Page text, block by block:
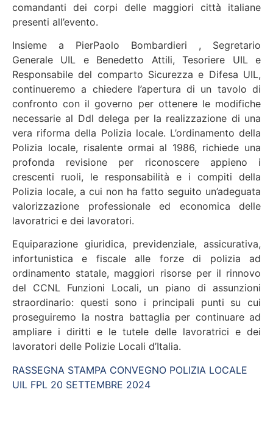
comandanti dei corpi delle maggiori città italiane
presenti all’evento.
Insieme a PierPaolo Bombardieri , Segretario
Generale UIL e Benedetto Attili, Tesoriere UIL e
Responsabile del comparto Sicurezza e Difesa UIL,
continueremo a chiedere l’apertura di un tavolo di
confronto con il governo per ottenere le modifiche
necessarie al Ddl delega per la realizzazione di una
vera riforma della Polizia locale. L’ordinamento della
Polizia locale, risalente ormai al 1986, richiede una
profonda revisione per riconoscere appieno i
crescenti ruoli, le responsabilità e i compiti della
Polizia locale, a cui non ha fatto seguito un’adeguata
valorizzazione professionale ed economica delle
lavoratrici e dei lavoratori.
Equiparazione giuridica, previdenziale, assicurativa,
infortunistica e fiscale alle forze di polizia ad
ordinamento statale, maggiori risorse per il rinnovo
del CCNL Funzioni Locali, un piano di assunzioni
straordinario: questi sono i principali punti su cui
proseguiremo la nostra battaglia per continuare ad
ampliare i diritti e le tutele delle lavoratrici e dei
lavoratori delle Polizie Locali d’Italia.
RASSEGNA STAMPA CONVEGNO POLIZIA LOCALE
UIL FPL 20 SETTEMBRE 2024